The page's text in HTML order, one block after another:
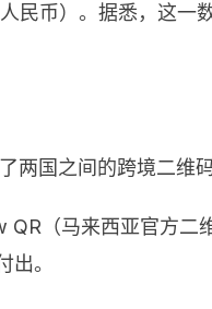
民币）。据悉，这一
国之间的跨境二维码
（马来西亚官方二
。